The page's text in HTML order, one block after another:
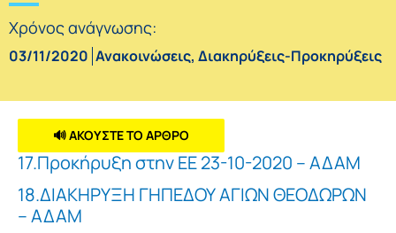
Χρόνος ανάγνωσης:
03/11/2020 Ανακοινώσεις, Διακηρύξεις-Προκηρύξεις
🔊 ΑΚΟΥΣΤΕ ΤΟ ΑΡΘΡΟ
17.Προκήρυξη στην ΕΕ 23-10-2020 – ΑΔΑΜ
18.ΔΙΑΚΗΡΥΞΗ ΓΗΠΕΔΟΥ ΑΓΙΩΝ ΘΕΟΔΩΡΩΝ
– ΑΔΑΜ